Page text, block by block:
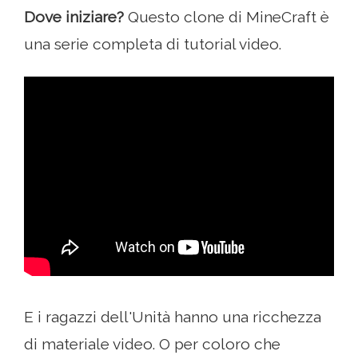
Dove iniziare? Questo clone di MineCraft è
una serie completa di tutorial video.
E i ragazzi dell'Unità hanno una ricchezza
di materiale video. O per coloro che